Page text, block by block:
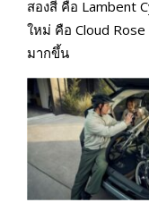
สองสี คือ Lambent
ใหม่ คือ Cloud
มากขึ้น